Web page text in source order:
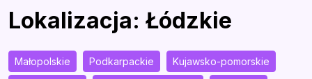
Lokalizacja: Łódzkie
Małopolskie Podkarpackie Kujawsko-pomorskie